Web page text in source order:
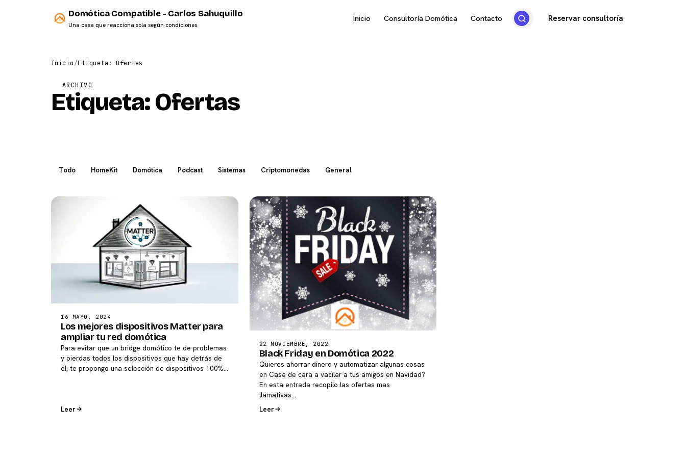
Domótica Compatible - Carlos Sahuquillo
Una casa que reacciona sola según condiciones
Inicio Consultoría Domótica Contacto Reservar consultoría
Inicio/Etiqueta: Ofertas
ARCHIVO
Etiqueta:Ofertas
Todo HomeKit Domótica Podcast Sistemas Criptomonedas General
16 MAYO, 2024
Los mejores dispositivos Matter para
ampliar tu red domótica
Para evitar que un bridge domótico te de problemas
y pierdas todos los dispositivos que hay detrás de
él, te propongo una selección de dispositivos 100%…
Leer
22 NOVIEMBRE, 2022
Black Friday en Domótica 2022
Quieres ahorrar dinero y automatizar algunas cosas
en Casa de cara a vacilar a tus amigos en Navidad?
En esta entrada recopilo las ofertas mas
llamativas…
Leer